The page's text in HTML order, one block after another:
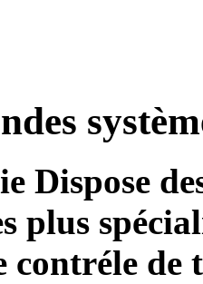
des
Dispose
plus
contréle de